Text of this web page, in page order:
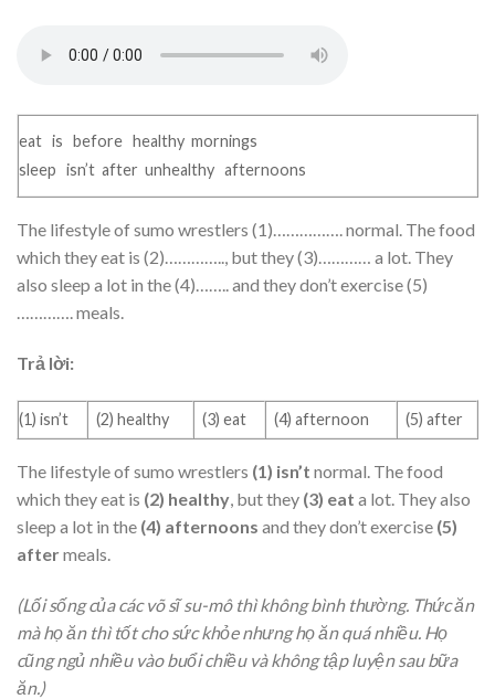
eat is before healthy mornings
sleep isn’t after unhealthy afternoons
The lifestyle of sumo wrestlers (1)……………. normal. The food
which they eat is (2)………….., but they (3)………… a lot. They
also sleep a lot in the (4)…….. and they don’t exercise (5)
…………. meals.
Trả lời:
(1) isn’t (2) healthy (3) eat (4) afternoon (5) after
The lifestyle of sumo wrestlers (1) isn’t normal. The food
which they eat is (2) healthy, but they (3) eat a lot. They also
sleep a lot in the (4) afternoons and they don’t exercise (5)
aftermeals.
(Lối sống của các võ sĩ su-mô thì không bình thường. Thức ăn
mà họ ăn thì tốt cho sức khỏe nhưng họ ăn quá nhiều. Họ
cũng ngủ nhiều vào buổi chiều và không tập luyện sau bữa
ăn.)